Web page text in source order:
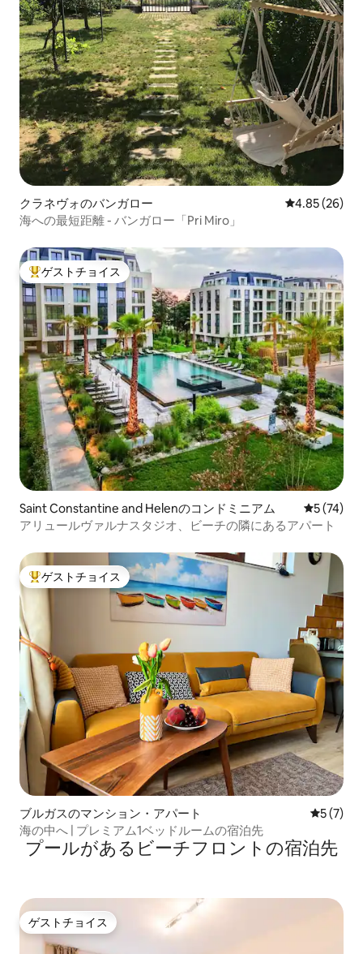
クラネヴォのバンガロー レビュー26
4.85 (26)
海への最短距離 - バンガロー「Pri Miro」
大好評のゲストチョイスです。
ゲストチョイス
Saint Constantine and Helenのコンドミニアム レビュー
5 (74)
アリュールヴァルナスタジオ、ビーチの隣にあるアパート
大好評のゲストチョイスです。
ゲストチョイス
ブルガスのマンション・アパート レビュー
5 (7)
海の中へ | プレミアム1ベッドルームの宿泊先
プールがあるビーチフロントの宿泊先
ゲストチョイス
ゲストチョイス